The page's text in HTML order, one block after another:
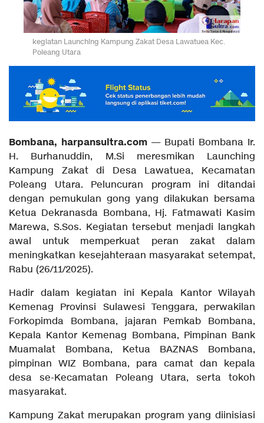
kegiatan Launching Kampung Zakat Desa Lawatuea Kec.
Poleang Utara
Bombana, harpansultra.com — Bupati Bombana Ir.
H. Burhanuddin, M.Si meresmikan Launching
Kampung Zakat di Desa Lawatuea, Kecamatan
Poleang Utara. Peluncuran program ini ditandai
dengan pemukulan gong yang dilakukan bersama
Ketua Dekranasda Bombana, Hj. Fatmawati Kasim
Marewa, S.Sos. Kegiatan tersebut menjadi langkah
awal untuk memperkuat peran zakat dalam
meningkatkan kesejahteraan masyarakat setempat,
Rabu (26/11/2025).
Hadir dalam kegiatan ini Kepala Kantor Wilayah
Kemenag Provinsi Sulawesi Tenggara, perwakilan
Forkopimda Bombana, jajaran Pemkab Bombana,
Kepala Kantor Kemenag Bombana, Pimpinan Bank
Muamalat Bombana, Ketua BAZNAS Bombana,
pimpinan WIZ Bombana, para camat dan kepala
desa se-Kecamatan Poleang Utara, serta tokoh
masyarakat.
Kampung Zakat merupakan program yang diinisiasi